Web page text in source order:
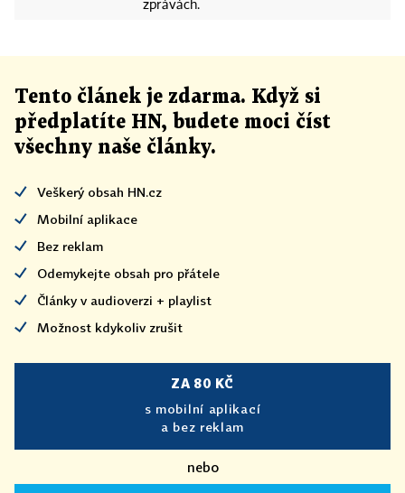
zprávách.
Tento článek je zdarma. Když si
předplatíte HN, budete moci číst
všechny naše články.
Veškerý obsah HN.cz
Mobilní aplikace
Bez reklam
Odemykejte obsah pro přátele
Články v audioverzi + playlist
Možnost kdykoliv zrušit
ZA 80 KČ
s mobilní aplikací
a bez reklam
nebo